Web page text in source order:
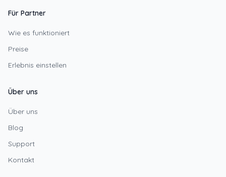
Für Partner
Wie es funktioniert
Preise
Erlebnis einstellen
Über uns
Über uns
Blog
Support
Kontakt